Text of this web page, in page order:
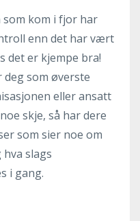
som kom i fjor har
enn det har vært
det er kjempe bra!
som øverste
eller ansatt
skje, så har dere
som sier noe om
slags
i gang.